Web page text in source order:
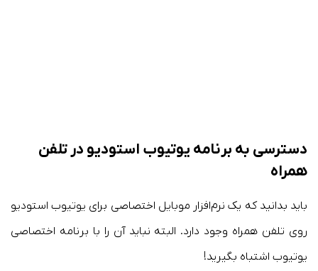
دسترسی به برنامه یوتیوب استودیو در تلفن
همراه
باید بدانید که یک نرم‌افزار موبایل اختصاصی برای یوتیوب استودیو
روی تلفن همراه وجود دارد. البته نباید آن را با برنامه اختصاصی
یوتیوب اشتباه بگیرید!